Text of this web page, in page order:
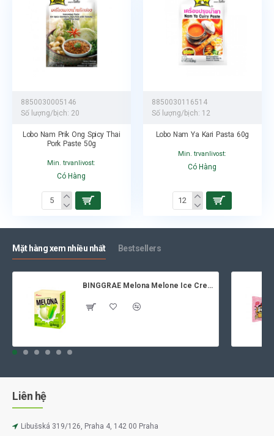
8850030005146
Số lượng/bịch: 20
Lobo Nam Prik Ong Spicy Thai
Pork Paste 50g
Min. trvanlivost:
Có Hàng
8850030116514
Số lượng/bịch: 12
Lobo Nam Ya Kari Pasta 60g
Min. trvanlivost:
Có Hàng
Mặt hàng xem nhiều nhất Bestsellers
BINGGRAE Melona Melone Ice Cream 8x70ml
Liên hệ
Libušská 319/126, Praha 4, 142 00 Praha